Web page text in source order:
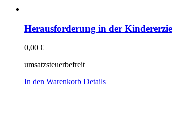
Herausforderung in der
0,00 €
umsatzsteuerbefreit
In den Warenkorb Details